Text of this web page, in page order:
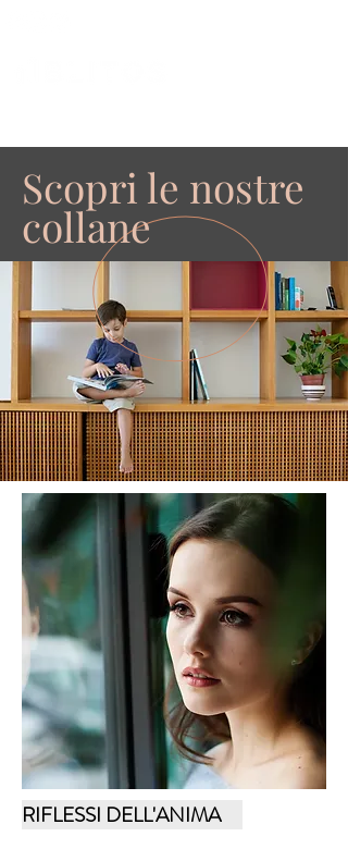
RIFLESSI DELL'ANIMA
Scopri le nostre
collane